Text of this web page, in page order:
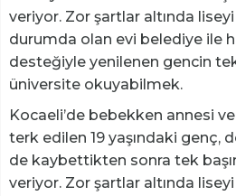
veriyor. Zor şartlar altında
durumda olan evi belediye ile
desteğiyle yenilenen gencin
üniversite okuyabilmek.
Kocaeli’de bebekken annesi
terk edilen 19 yaşındaki genç,
de kaybettikten sonra tek
veriyor. Zor şartlar altında